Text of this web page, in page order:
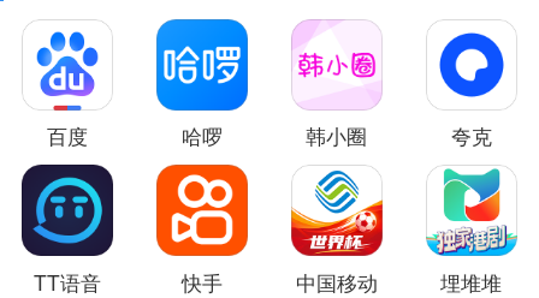
百度 哈啰 韩小圈 夸克
TT语音 快手 中国移动 埋堆堆